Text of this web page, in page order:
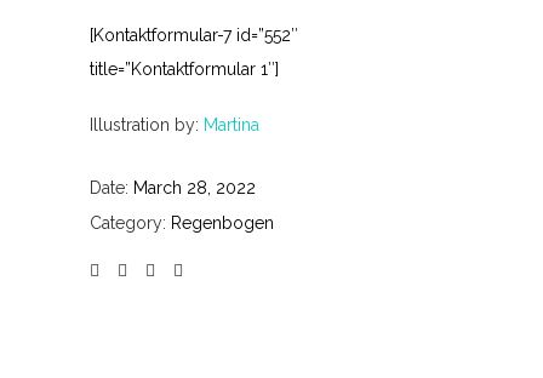
[Kontaktformular-7 id=”552″
title=”Kontaktformular 1″]
Illustration by: Martina
Date: March 28, 2022
Category: Regenbogen